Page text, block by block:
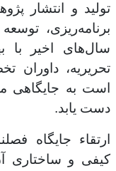
تولید و انتشار
برنامه‌ریزی،
سال‌های اخیر با
تحریریه، داوران
است به جایگاهی
دست یابد.
ارتقاء جایگاه
کیفی و ساختاری